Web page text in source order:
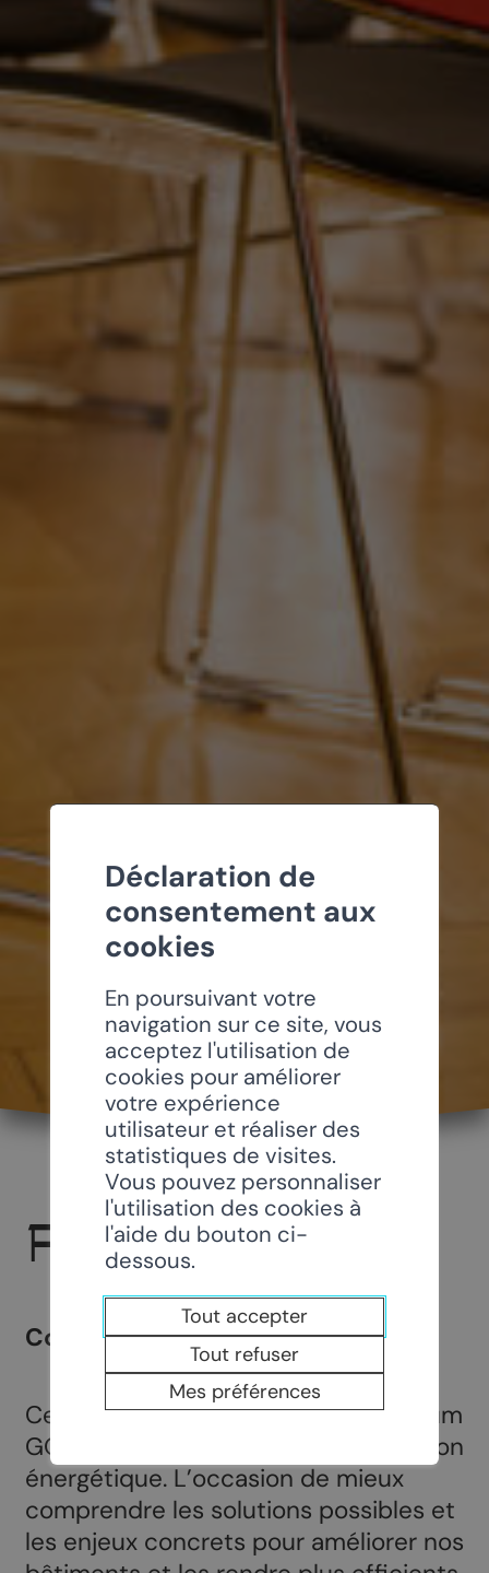
FORUM GO2050
Conférence
Cette année, la 3ème édition du forum
GO2050 mettra en avant la rénovation
énergétique. L’occasion de mieux
comprendre les solutions possibles et
les enjeux concrets pour améliorer nos
Déclaration de
consentement aux
cookies
En poursuivant votre
navigation sur ce site, vous
acceptez l'utilisation de
cookies pour améliorer
votre expérience
utilisateur et réaliser des
statistiques de visites.
Vous pouvez personnaliser
l'utilisation des cookies à
l'aide du bouton ci-
dessous.
Tout accepter
Tout refuser
Mes préférences